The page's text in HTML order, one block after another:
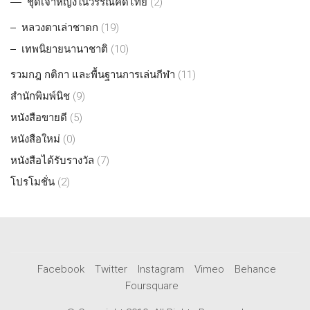
หลวงตาเล่าชาดก (19)
เทพนิยายนานาชาติ (10)
รวมกฎ กติกา และพื้นฐานการเล่นกีฬา (11)
สำนักพิมพ์นิช (9)
หนังสือขายดี (5)
หนังสือใหม่ (0)
หนังสือได้รับรางวัล (7)
โปรโมชั่น (2)
Facebook Twitter Instagram Vimeo
Behance
Foursquare